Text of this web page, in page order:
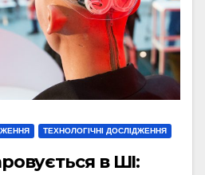
ТЕХНОЛОГІЧНІ ДОСЛІДЖЕННЯ
в ШІ: